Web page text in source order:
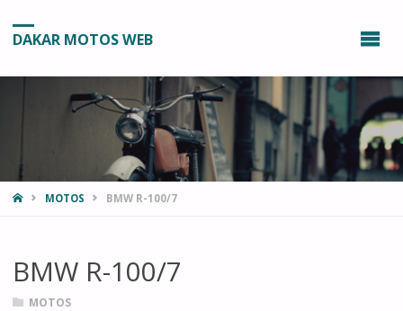
DAKAR MOTOS WEB
INICIOMOTOS BMW R-100/7
BMW R-100/7
MOTOS